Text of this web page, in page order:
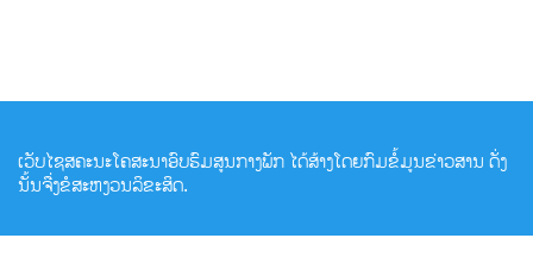
ເວັບໄຊສຄະນະໂຄສະນາອົບຮົມສູນກາງພັກ ໄດ້ສ້າງໂດຍກົມຂໍ້ມູນຂ່າວສານ ດັ່ງ
ນັ້ນຈື່ງຂໍສະຫງວນລິຂະສິດ.